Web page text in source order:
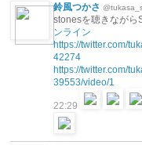
鈴風つかさ
stonesを聴きながら
ンライン
https://twitter.com/
42274
https://twitter.com/
39553/video/1
22:29